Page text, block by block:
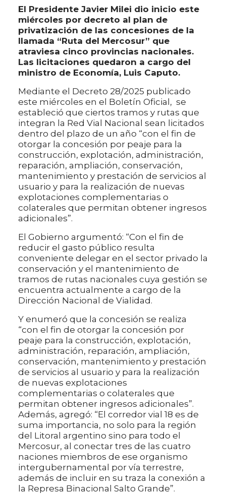
El Presidente Javier Milei dio inicio este
miércoles por decreto al plan de
privatización de las concesiones de la
llamada “Ruta del Mercosur” que
atraviesa cinco provincias nacionales.
Las licitaciones quedaron a cargo del
ministro de Economía, Luis Caputo.
Mediante el Decreto 28/2025 publicado
este miércoles en el Boletín Oficial, se
estableció que ciertos tramos y rutas que
integran la Red Vial Nacional sean licitados
dentro del plazo de un año “con el fin de
otorgar la concesión por peaje para la
construcción, explotación, administración,
reparación, ampliación, conservación,
mantenimiento y prestación de servicios al
usuario y para la realización de nuevas
explotaciones complementarias o
colaterales que permitan obtener ingresos
adicionales”.
El Gobierno argumentó: “Con el fin de
reducir el gasto público resulta
conveniente delegar en el sector privado la
conservación y el mantenimiento de
tramos de rutas nacionales cuya gestión se
encuentra actualmente a cargo de la
Dirección Nacional de Vialidad.
Y enumeró que la concesión se realiza
“con el fin de otorgar la concesión por
peaje para la construcción, explotación,
administración, reparación, ampliación,
conservación, mantenimiento y prestación
de servicios al usuario y para la realización
de nuevas explotaciones
complementarias o colaterales que
permitan obtener ingresos adicionales”.
Además, agregó: “El corredor vial 18 es de
suma importancia, no solo para la región
del Litoral argentino sino para todo el
Mercosur, al conectar tres de las cuatro
naciones miembros de ese organismo
intergubernamental por vía terrestre,
además de incluir en su traza la conexión a
la Represa Binacional Salto Grande”.